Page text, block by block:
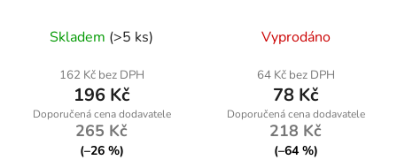
rozteč šroubů 30 mm
hodnocení
produktu
je
5,0
z
Skladem (>5 ks)
162 Kč bez DPH
196 Kč
265 Kč
(–26 %)
Vyprodáno
64 Kč bez DPH
78 Kč
218 Kč
(–64 %)